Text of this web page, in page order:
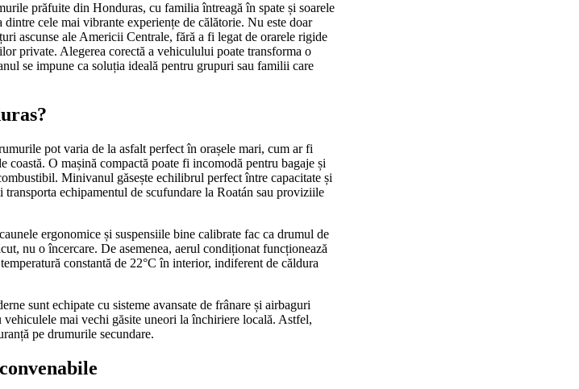
prăfuite din Honduras, cu familia întreagă în spate și soarele
cele mai vibrante experiențe de călătorie. Nu este doar
ascunse ale Americii Centrale, fără a fi legat de orarele rigide
private. Alegerea corectă a vehiculului poate transforma o
se impune ca soluția ideală pentru grupuri sau familii care
pot varia de la asfalt perfect în orașele mari, cum ar fi
coastă. O mașină compactă poate fi incomodă pentru bagaje și
Minivanul găsește echilibrul perfect între capacitate și
echipamentul de scufundare la Roatán sau proviziile
ergonomice și suspensiile bine calibrate fac ca drumul de
nu o încercare. De asemenea, aerul condiționat funcționează
constantă de 22°C în interior, indiferent de căldura
sunt echipate cu sisteme avansate de frânare și airbaguri
mai vechi găsite uneori la închiriere locală. Astfel,
pe drumurile secundare.